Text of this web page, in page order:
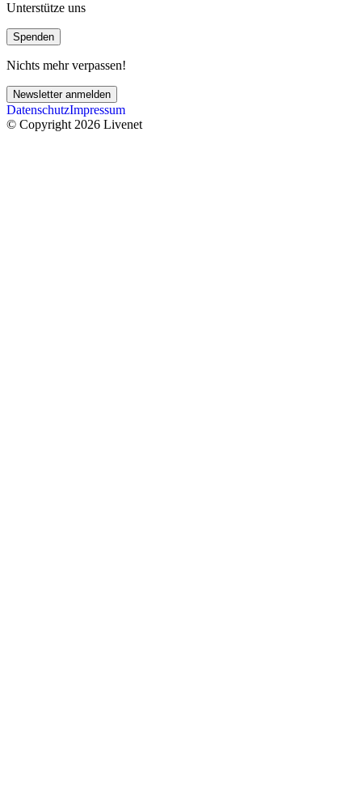
Unterstütze uns
Spenden
Nichts mehr verpassen!
Newsletter anmelden
DatenschutzImpressum
© Copyright 2026 Livenet